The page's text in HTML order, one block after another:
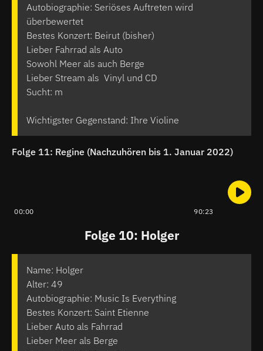
Autobiographie: Seriöses Auftreten wird
überbewertet
Bestes Konzert: Beirut (bisher)
Lieber Fahrrad als Auto
Sowohl Meer als auch Berge
Lieber Stream als Vinyl und CD
Sucht: m
Wichtigster Gegenstand: Ihre Violine
Folge 11: Regine (Nachzuhören bis 1. Januar 2022)
00:00 90:23
Folge 10: Holger
Name: Holger
Alter: 49
Autobiographie: Music Is Everything
Bestes Konzert: Saint Etienne
Lieber Auto als Fahrrad
Lieber Meer als Berge